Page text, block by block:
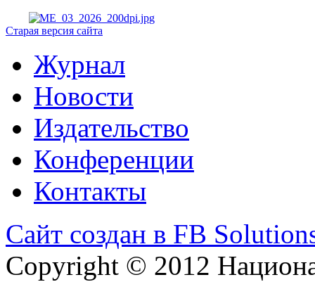
Старая версия сайта
Журнал
Новости
Издательство
Конференции
Контакты
Сайт создан в FB
Copyright © 2012